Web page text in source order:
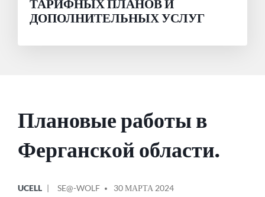
ТАРИФНЫХ ПЛАНОВ И
ДОПОЛНИТЕЛЬНЫХ УСЛУГ
Плановые работы в
Ферганской области.
В
UCELL
ОТ
SE@-WOLF 30 МАРТА 2024